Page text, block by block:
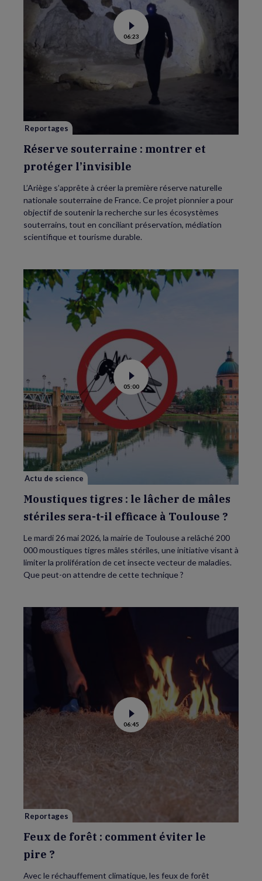
Voir
la
vidéo
de
Réserve
souterraine
montrer
et
protéger
06:23
Reportages
Réserve souterraine : montrer et
protéger l’invisible
L’Ariège s’apprête à créer la première réserve naturelle
nationale souterraine de France. Ce projet pionnier a pour
objectif de soutenir la recherche sur les écosystèmes
souterrains, tout en conciliant préservation, médiation
scientifique et tourisme durable.
Voir
la
vidéo
de
Moustiques
tigres
le
lâcher
de
il
efficace
à
Toulouse
?
05:00
Actu de science
Moustiques tigres : le lâcher de mâles
stériles sera-t-il efficace à Toulouse ?
Le mardi 26 mai 2026, la mairie de Toulouse a relâché 200
000 moustiques tigres mâles stériles, une initiative visant à
limiter la prolifération de cet insecte vecteur de maladies.
Que peut-on attendre de cette technique ?
Voir
la
vidéo
de
06:45
Reportages
Feux de forêt : comment éviter le
pire ?
Avec le réchauffement climatique, les feux de forêt